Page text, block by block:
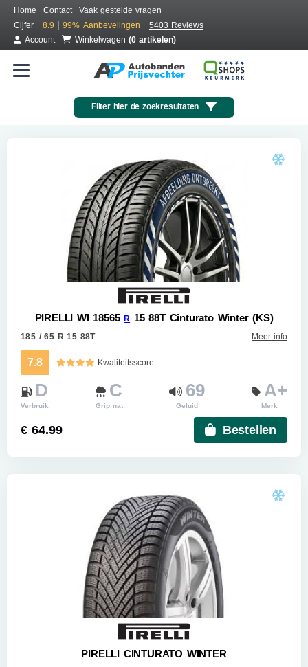
Home Contact
Vaak gestelde vragen
Cijfer
8.9 | 99% Aanbevelingen
5403 Reviews
Account
Winkelwagen (0 artikelen)
Filter hier de zoekresultaten
PIRELLI WI 18565R 15 88T Cinturato Winter (KS)
185 / 65 R 15 88T Meer info
7.8 Kwaliteitsscore
D
Verbruik
C
Grip nat
69
Geluid
A+
Merk
€ 64.99 Bestellen
PIRELLI CINTURATO WINTER